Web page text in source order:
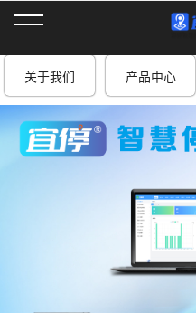
关于我们 产品中心